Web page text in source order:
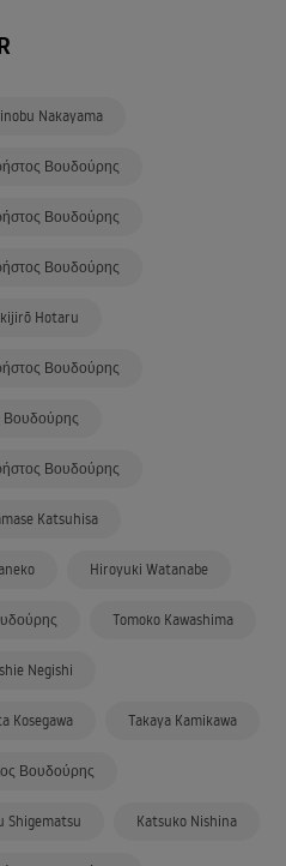
Nakayama
Βουδούρης
Βουδούρης
Βουδούρης
Hotaru
Βουδούρης
Βουδούρης
Βουδούρης
Katsuhisa
Hiroyuki Watanabe
Tomoko Kawashima
Negishi
Kosegawa Takaya Kamikawa
Βουδούρης
Shigematsu Katsuko Nishina